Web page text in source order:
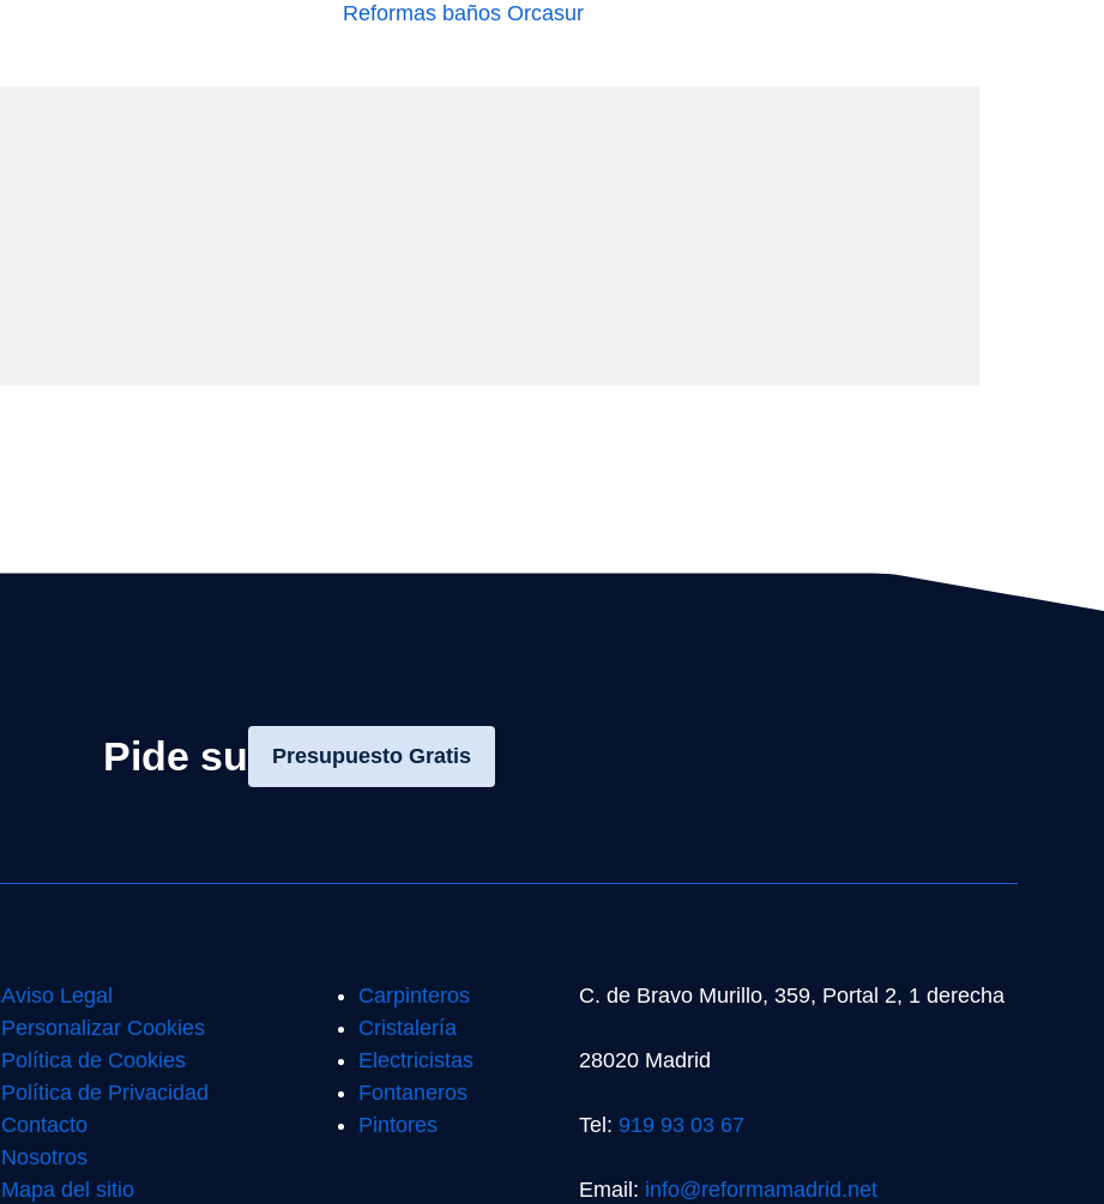
Reformas baños Orcasur
Pide su Presupuesto Gratis
Aviso Legal
Personalizar Cookies
Política de Cookies
Política de Privacidad
Contacto
Nosotros
Mapa del sitio
Carpinteros
Cristalería
Electricistas
Fontaneros
Pintores
C. de Bravo Murillo, 359, Portal 2, 1 derecha
28020 Madrid
Tel: 919 93 03 67
Email: info@reformamadrid.net